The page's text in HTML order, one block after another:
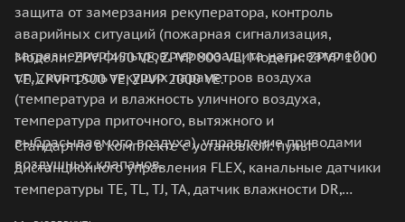
защита от замерзания рекуператора, контроль
аварийных ситуаций (пожарная сигнализация,
загрязнение фильтров, термозащита нагревателей и
т.п.), контроль текущих параметров воздуха
(температура и влажность уличного воздуха,
температура приточного, вытяжного и
выбрасываемого воздуха), управление приводами
воздушных клапанов.
Модели: ZPVP 450 VE, ZPVP 800 VE; Модели: ZPVP 1000
VE, ZPVP 1500 VE, ZPVP 2000 VE.
Стандартно в комплекте с установкой: пульт
дистанционного управления FLEX, канальные датчики
температуры TE, TL, TJ, TA, датчик влажности DR,